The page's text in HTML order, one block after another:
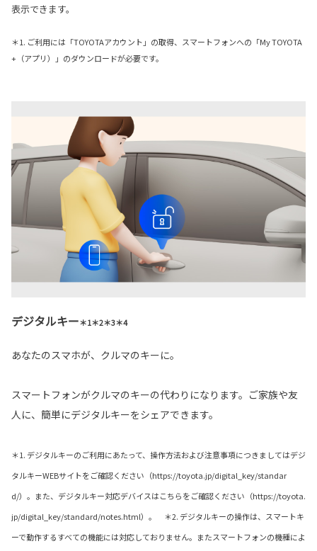
表示できます。
＊1. ご利用には「TOYOTAアカウント」の取得、スマートフォンへの「My TOYOTA
+（アプリ）」のダウンロードが必要です。
デジタルキー＊1＊2＊3＊4
あなたのスマホが、クルマのキーに。
スマートフォンがクルマのキーの代わりになります。ご家族や友
人に、簡単にデジタルキーをシェアできます。
＊1. デジタルキーのご利用にあたって、操作方法および注意事項につきましてはデジ
タルキーWEBサイトをご確認ください（https://toyota.jp/digital_key/standar
d/）。また、デジタルキー対応デバイスはこちらをご確認ください（https://toyota.
jp/digital_key/standard/notes.html）。 ＊2. デジタルキーの操作は、スマートキ
ーで動作するすべての機能には対応しておりません。またスマートフォンの機種によ